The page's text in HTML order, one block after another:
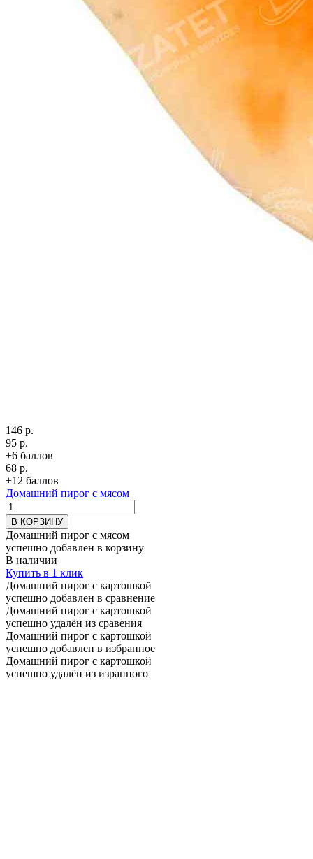
146 р.
95 р.
+6 баллов
68 р.
+12 баллов
Домашний пирог с мясом
В КОРЗИНУ
Домашний пирог с мясом
успешно добавлен в корзину
В наличии
Купить в 1 клик
Домашний пирог с картошкой
успешно добавлен в сравнение
Домашний пирог с картошкой
успешно удалён из сравения
Домашний пирог с картошкой
успешно добавлен в избранное
Домашний пирог с картошкой
успешно удалён из изранного